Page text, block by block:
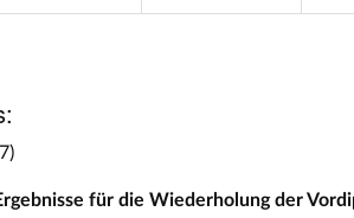
für die Wiederholung der